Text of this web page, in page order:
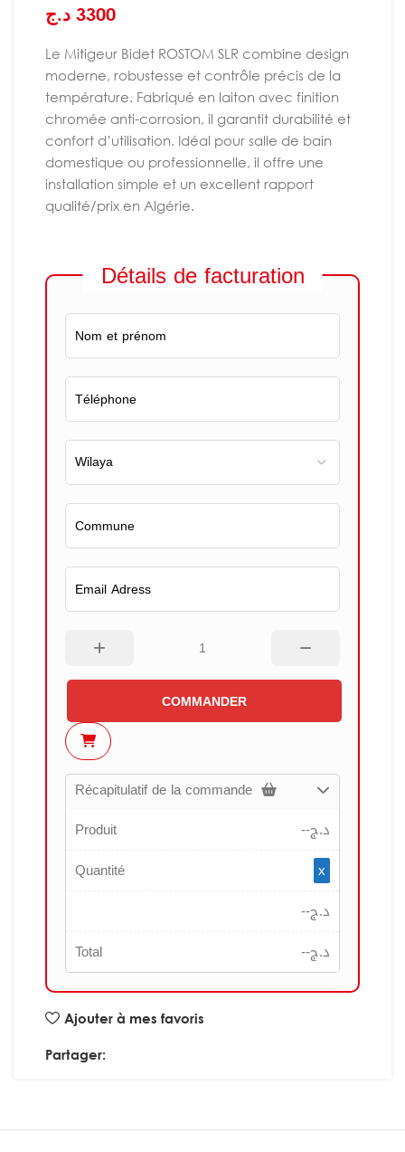
3300 د.ج
Le Mitigeur Bidet ROSTOM SLR combine design
moderne, robustesse et contrôle précis de la
température. Fabriqué en laiton avec finition
chromée anti-corrosion, il garantit durabilité et
confort d’utilisation. Idéal pour salle de bain
domestique ou professionnelle, il offre une
installation simple et un excellent rapport
qualité/prix en Algérie.
Détails de facturation
COMMANDER
Récapitulatif de la commande
Produit
--د.ج
Quantité
x
--د.ج
Total
--د.ج
Ajouter à mes favoris
Partager: